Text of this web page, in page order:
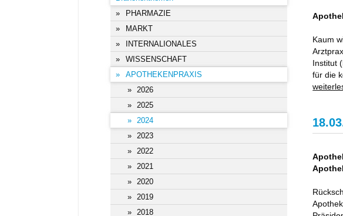
Kaum
Institut
für die
PHARMAZIE
MARKT
INTERNALIONALES
WISSENSCHAFT
APOTHEKENPRAXIS
2026
2025
2024
2023
2022
2021
2020
2019
2018